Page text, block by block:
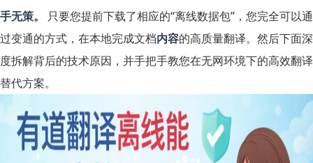
手无策。
只要您提前下载了相应的“离线数据包”，您完全可以通
过变通的方式，在本地完成文档内容的高质量翻译。然后下面深
度拆解背后的技术原因，并手把手教您在无网环境下的高效翻译
替代方案。